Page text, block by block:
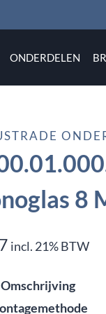
ONDERDELEN
8
incl. 21% BTW
Omschrijving